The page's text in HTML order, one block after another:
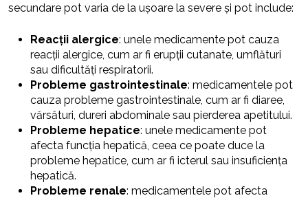
secundare pot varia de la ușoare la severe și pot include:
Reacții alergice: unele medicamente pot cauza
reacții alergice, cum ar fi erupții cutanate, umflături
sau dificultăți respiratorii.
Probleme gastrointestinale: medicamentele pot
cauza probleme gastrointestinale, cum ar fi diaree,
vărsături, dureri abdominale sau pierderea apetitului.
Probleme hepatice: unele medicamente pot
afecta funcția hepatică, ceea ce poate duce la
probleme hepatice, cum ar fi icterul sau insuficiența
hepatică.
Probleme renale: medicamentele pot afecta